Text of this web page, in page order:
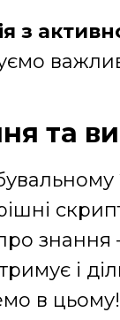
з
і
в цьому!
та